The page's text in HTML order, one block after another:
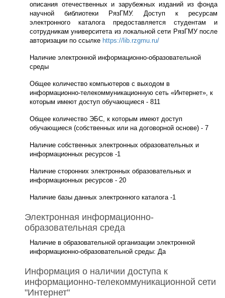
описания отечественных и зарубежных изданий из фонда
научной библиотеки РязГМУ. Доступ к ресурсам
электронного каталога предоставляется студентам и
сотрудникам университета из локальной сети РязГМУ после
авторизации по ссылке https://lib.rzgmu.ru/
Наличие электронной информационно-образовательной
среды
Общее количество компьютеров с выходом в
информационно-телекоммуникационную сеть «Интернет», к
которым имеют доступ обучающиеся - 811
Общее количество ЭБС, к которым имеют доступ
обучающиеся (собственных или на договорной основе) - 7
Наличие собственных электронных образовательных и
информационных ресурсов -1
Наличие сторонних электронных образовательных и
информационных ресурсов - 20
Наличие базы данных электронного каталога -1
Электронная информационно-
образовательная среда
Наличие в образовательной организации электронной
информационно-образовательной среды: Да
Информация о наличии доступа к
информационно-телекоммуникационной сети
"Интернет"